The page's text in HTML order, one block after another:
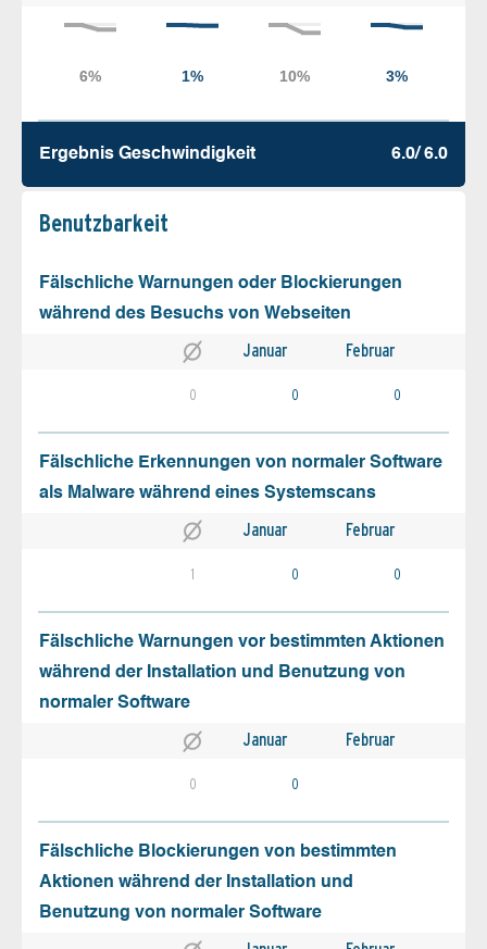
Ergebnis Geschw­indigkeit 6.0/ 6.0
Benutz­barkeit
Fälschliche Warnungen oder Blockierungen
während des Besuchs von Webseiten
Januar Februar
0 0 0
Fälschliche Erkennungen von normaler Software
als Malware während eines Systemscans
Januar Februar
1 0 0
Fälschliche Warnungen vor bestimmten Aktionen
während der Installation und Benutzung von
normaler Software
Januar Februar
0 0
Fälschliche Blockierungen von bestimmten
Aktionen während der Installation und
Benutzung von normaler Software